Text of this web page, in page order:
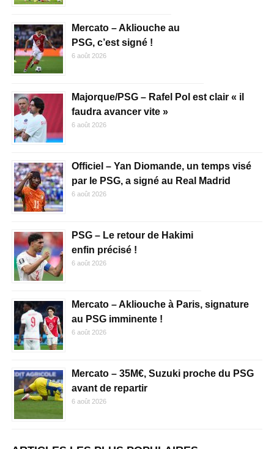
Mercato – Akliouche au
PSG, c’est signé !
6 août 2026
Majorque/PSG – Rafel Pol est clair « il
faudra avancer vite »
6 août 2026
Officiel – Yan Diomande, un temps visé
par le PSG, a signé au Real Madrid
6 août 2026
PSG – Le retour de Hakimi
enfin précisé !
6 août 2026
Mercato – Akliouche à Paris, signature
au PSG imminente !
6 août 2026
Mercato – 35M€, Suzuki proche du PSG
avant de repartir
6 août 2026